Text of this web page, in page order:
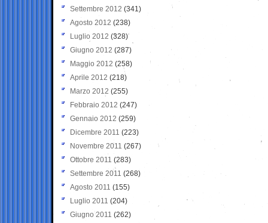
Settembre 2012 (341)
Agosto 2012 (238)
Luglio 2012 (328)
Giugno 2012 (287)
Maggio 2012 (258)
Aprile 2012 (218)
Marzo 2012 (255)
Febbraio 2012 (247)
Gennaio 2012 (259)
Dicembre 2011 (223)
Novembre 2011 (267)
Ottobre 2011 (283)
Settembre 2011 (268)
Agosto 2011 (155)
Luglio 2011 (204)
Giugno 2011 (262)